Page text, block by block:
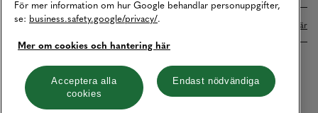
Betalningar online sköts i samarbete med Klarna. Läs mer här
Cookies Integritetspolicy
Hantera cookies
För mer information om hur Google behandlar personuppgifter,
se: business.safety.google/privacy/.
Mer om cookies och hantering här
Acceptera alla
cookies
Endast nödvändiga